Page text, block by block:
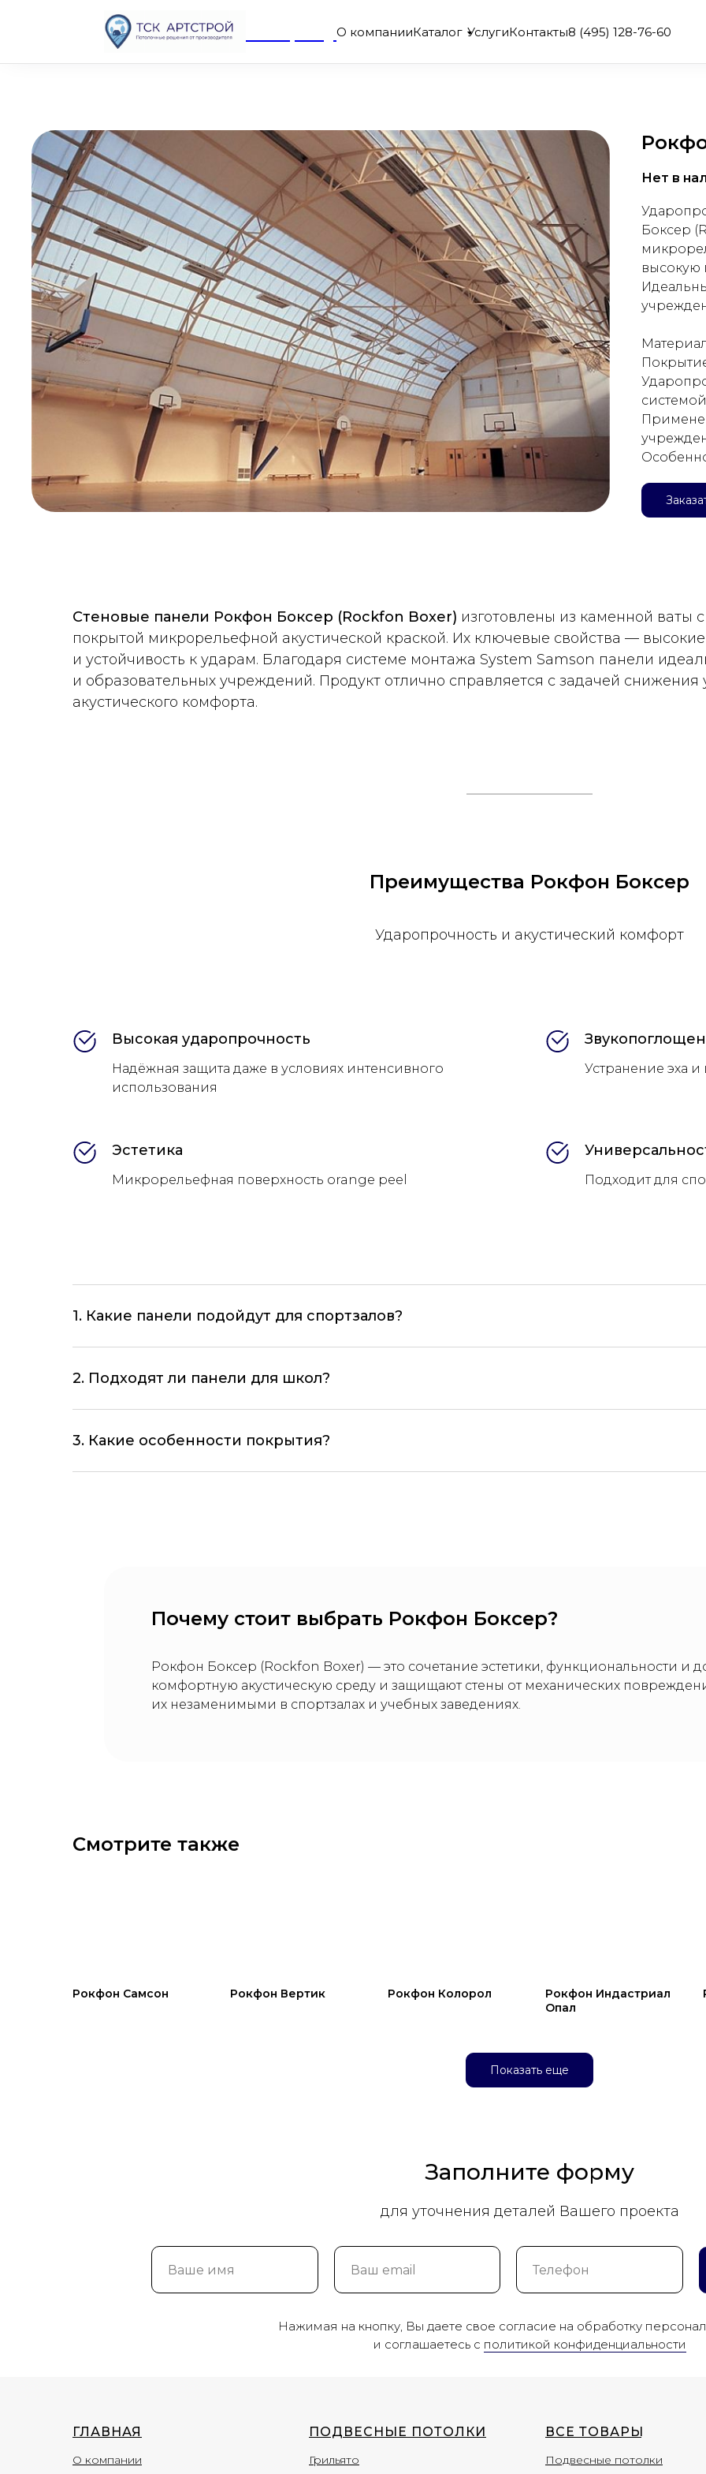
О компанииКаталог УслугиКонтакты8 (495) 128-76-60
Нет в
Боксер
высокую
Стеновые панели Рокфон Боксер (Rockfon Boxer) изготовлены из каменной ваты
покрытой микрорельефной акустической краской. Их ключевые свойства —
и устойчивость к ударам. Благодаря системе монтажа System Samson панели
и образовательных учреждений. Продукт отлично справляется с задачей
акустического комфорта.
Преимущества Рокфон Боксер
Ударопрочность и акустический комфорт
Высокая ударопрочность
Надёжная защита даже в условиях интенсивного
использования
Устранение эха
Эстетика
Микрорельефная поверхность orange peel Подходит для
1. Какие панели подойдут для спортзалов?
2. Подходят ли панели для школ?
3. Какие особенности покрытия?
Почему стоит выбрать Рокфон Боксер?
Рокфон Боксер (Rockfon Boxer) — это сочетание эстетики, функциональности и
комфортную акустическую среду и защищают стены от механических
их незаменимыми в спортзалах и учебных заведениях.
Смотрите также
Рокфон Самсон Рокфон Вертик Рокфон Колорол
Рокфон Индастриал
Опал
Показать еще
Заполните форму
для уточнения деталей Вашего проекта
Нажимая на кнопку, Вы даете свое согласие на обработку
и соглашаетесь c политикой конфиденциальности
ГЛАВНАЯ
О компании
ПОДВЕСНЫЕ ПОТОЛКИ
Грильято
ВСЕ ТОВАР Ы
Подвесные потолки